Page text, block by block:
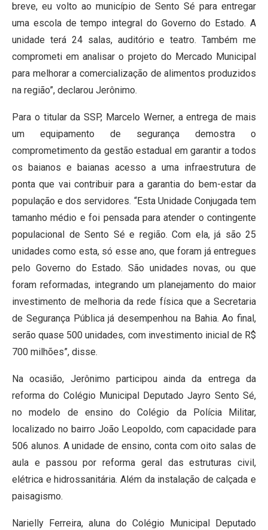
breve, eu volto ao município de Sento Sé para entregar
uma escola de tempo integral do Governo do Estado. A
unidade terá 24 salas, auditório e teatro. Também me
comprometi em analisar o projeto do Mercado Municipal
para melhorar a comercialização de alimentos produzidos
na região”, declarou Jerônimo.
Para o titular da SSP, Marcelo Werner, a entrega de mais
um equipamento de segurança demostra o
comprometimento da gestão estadual em garantir a todos
os baianos e baianas acesso a uma infraestrutura de
ponta que vai contribuir para a garantia do bem-estar da
população e dos servidores. “Esta Unidade Conjugada tem
tamanho médio e foi pensada para atender o contingente
populacional de Sento Sé e região. Com ela, já são 25
unidades como esta, só esse ano, que foram já entregues
pelo Governo do Estado. São unidades novas, ou que
foram reformadas, integrando um planejamento do maior
investimento de melhoria da rede física que a Secretaria
de Segurança Pública já desempenhou na Bahia. Ao final,
serão quase 500 unidades, com investimento inicial de R$
700 milhões”, disse.
Na ocasião, Jerônimo participou ainda da entrega da
reforma do Colégio Municipal Deputado Jayro Sento Sé,
no modelo de ensino do Colégio da Polícia Militar,
localizado no bairro João Leopoldo, com capacidade para
506 alunos. A unidade de ensino, conta com oito salas de
aula e passou por reforma geral das estruturas civil,
elétrica e hidrossanitária. Além da instalação de calçada e
paisagismo.
Narielly Ferreira, aluna do Colégio Municipal Deputado